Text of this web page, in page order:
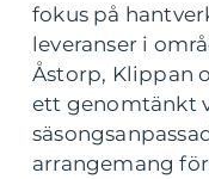
fokus på
leveranser i
Åstorp, Klippan
ett genomtänkt
arrangemang